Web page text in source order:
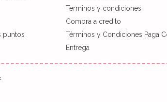
puntos
Terminos y condiciones
Compra a credito
Términos y Condiciones Paga
Entrega